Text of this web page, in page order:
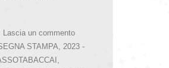
Lascia un commento
STAMPA
2023 -